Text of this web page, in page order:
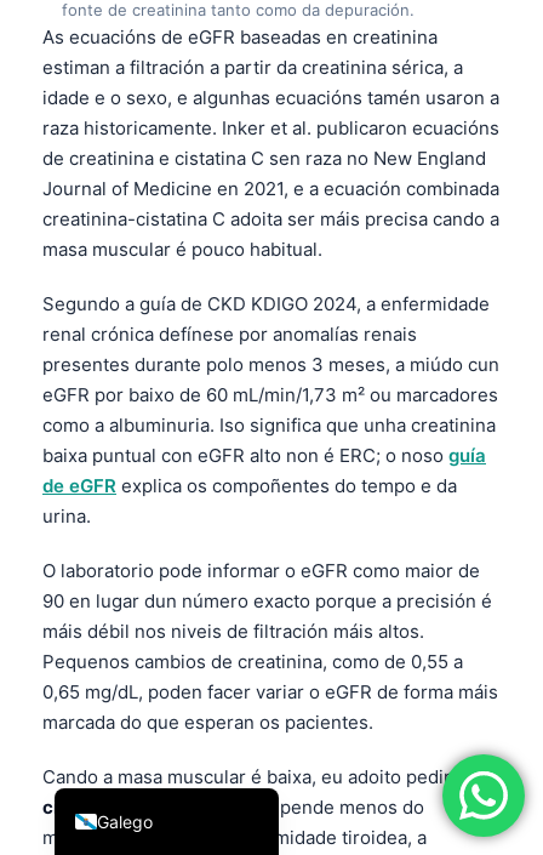
fonte de creatinina tanto como da depuración.
As ecuacións de eGFR baseadas en creatinina
estiman a filtración a partir da creatinina sérica, a
idade e o sexo, e algunhas ecuacións tamén usaron a
raza historicamente. Inker et al. publicaron ecuacións
de creatinina e cistatina C sen raza no New England
Journal of Medicine en 2021, e a ecuación combinada
creatinina-cistatina C adoita ser máis precisa cando a
masa muscular é pouco habitual.
Segundo a guía de CKD KDIGO 2024, a enfermidade
renal crónica defínese por anomalías renais
presentes durante polo menos 3 meses, a miúdo cun
eGFR por baixo de 60 mL/min/1,73 m² ou marcadores
como a albuminuria. Iso significa que unha creatinina
baixa puntual con eGFR alto non é ERC; o noso guía
de eGFR explica os compoñentes do tempo e da
urina.
O laboratorio pode informar o eGFR como maior de
90 en lugar dun número exacto porque a precisión é
máis débil nos niveis de filtración máis altos.
Pequenos cambios de creatinina, como de 0,55 a
0,65 mg/dL, poden facer variar o eGFR de forma máis
marcada do que esperan os pacientes.
Cando a masa muscular é baixa, eu adoito pedir
cistatina C
. A cistatina C depende menos do
músculo, aínda que a enfermidade tiroidea, a
Galego
English
العربية
Français
עִבְרִית
Italiano
Português
Ελληνικά
Türkçe
简体中文
فارسی
Български
Dansk
Nederlands
हिन्दी
Bahasa Indonesia
Հայերեն
Íslenska